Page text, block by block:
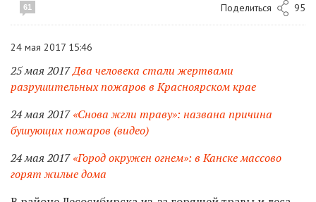
61 Поделиться 95
24 мая 2017 15:46
25 мая 2017Два человека стали жертвами
разрушительных пожаров в Красноярском крае
24 мая 2017«Снова жгли траву»: названа причина
бушующих пожаров (видео)
24 мая 2017«Город окружен огнем»: в Канске массово
горят жилые дома